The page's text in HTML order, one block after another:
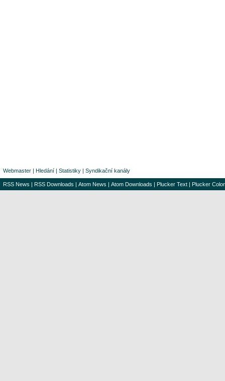
Webmaster | Hledání | Statistiky | Syndikační kanály
RSS News | RSS Downloads | Atom News | Atom Downloads | Plucker Text | Plucker Color